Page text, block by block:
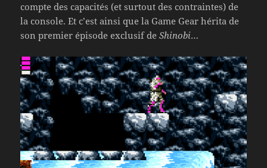
compte des capacités (et surtout des contraintes) de
la console. Et c’est ainsi que la Game Gear hérita de
son premier épisode exclusif deShinobi…